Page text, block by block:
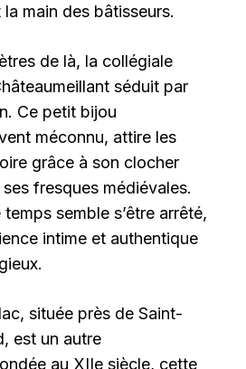
main des bâtisseurs.
de là, la collégiale
séduit par
Ce petit bijou
méconnu, attire les
grâce à son clocher
fresques médiévales.
temps semble s’être arrêté,
intime et authentique
située près de Saint-
est un autre
au XIIe siècle, cette